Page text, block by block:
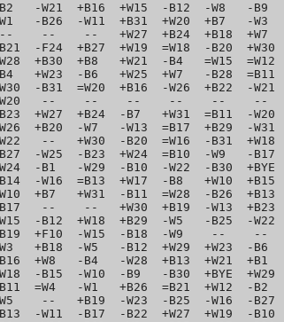
-W21  +B16  +W15  -B12  -W8   -B9
-B26  -W11  +B31  +W20  +B7   -W3
--    --   +W27  +B24  +B18  +W7
-F24  +B27  +W19  =W18  -B20  +W30
+B30  +B8   +W21  -B4   =W15  =W12
+W23  -B6   +W25  +W7   -B28  =B11
-B31  =W20  +B16  -W26  +B22  -W21
|  --   -W20   --    --    --    --    --    --
+W27  +B24  -B7   +W31  =B11  -W20
+B20  -W7   -W13  =B17  +B29  -W31
--   +W30  -B20  =W16  -B31  +W18
-W25  -B23  +W24  =B10  -W9   -B17
-B1   -W29  -B10  -W22  -B30  +BYE
-W16  =B13  +W17  -B8   +W10  +B15
+B7   +W31  -B11  =W28  -B26  +B13
--    --   +W30  +B19  -W13  +B23
-B12  +W18  +B29  -W5   -B25  -W22
B19  +F10  -W15  -B18  -W9    --    --
+B18  -W5   -B12  +W29  +W23  -B6
+W8   -B4   -W28  +B13  +W21  +B1
-B15  -W10  -B9   -B30  +BYE  +W29
=W4   -W1   +B26  =B21  +W12  -B2
--   +B19  -W23  -B25  -W16  -B27
-W11  -B17  -B22  +W27  +W19  -B10